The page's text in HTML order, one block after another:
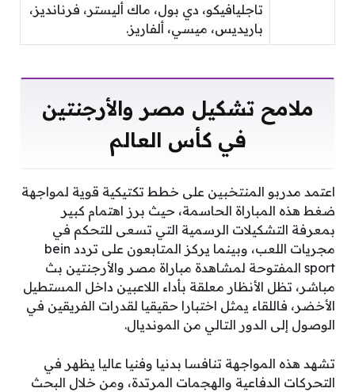
تاجليافيكو، دي بول، ماك أليستر، فرنانديز،
باريديس، ميسي، ألفاريز.
ملامح تشكيل مصر والأرجنتين
في كأس العالم
اعتمد مدربو المنتخبين على خطط تكتيكية قوية لمواجهة
ضغط هذه المباراة الحاسمة، حيث برز اهتمام كبير
بمعرفة التشكيلات الرسمية التي تسعى للتحكم في
مجريات اللعب، وبينما يركز المتابعون على تردد bein
sport المفتوحة لمشاهدة مباراة مصر والأرجنتين بث
مباشر، تظل الأنظار معلقة بأداء اللاعبين داخل المستطيل
الأخضر، فاللقاء يمثل اختبارا حقيقيا لقدرات الفريقين في
الوصول إلى الدور التالي من المونديال.
تشهد هذه المواجهة تنافسا بدنيا وفنيا عاليا يظهر في
التحركات الدفاعية والهجمات المرتدة، ومن خلال البحث